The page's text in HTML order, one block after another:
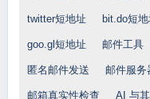
twitter短地址 bit.do短地
goo.gl短地址 邮件工具
匿名邮件发送 邮件服务
邮箱真实性检查 AI 与